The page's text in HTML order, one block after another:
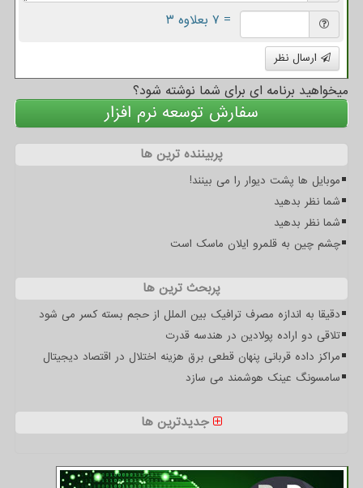
= ۷ بعلاوه ۳
ارسال نظر
میخواهید برنامه ای برای شما نوشته شود؟
سفارش توسعه نرم افزار
پربیننده ترین ها
موبایل ها پشت دیوار را می بینند!
شما نظر بدهید
شما نظر بدهید
چشم چین به قلمرو ایلان ماسک است
پربحث ترین ها
دقیقا به اندازه مصرف ترافیک بین الملل از حجم بسته کسر می شود
تلاقی دو اراده پولادین در هندسه قدرت
مراکز داده قربانی پنهان قطعی برق هزینه اختلال در اقتصاد دیجیتال
سامسونگ عینک هوشمند می سازد
جدیدترین ها